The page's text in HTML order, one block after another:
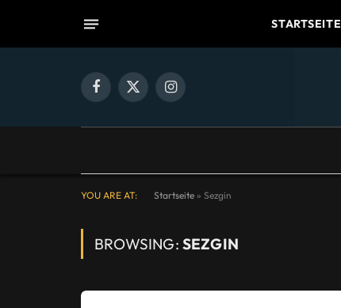
STARTSEITE
Facebook
X
Instagram
YOU ARE AT: Startseite » Sezgin
BROWSING: SEZGIN